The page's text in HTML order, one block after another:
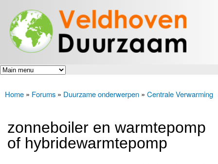
en naar
de inhoud
gaan
Veldhoven
Duurzaam
Energiek
naar de
toekomst
U bent hier
Home » Forums » Duurzame onderwerpen » Centrale Verwarming
zonneboiler en warmtepomp
of hybridewarmtepomp